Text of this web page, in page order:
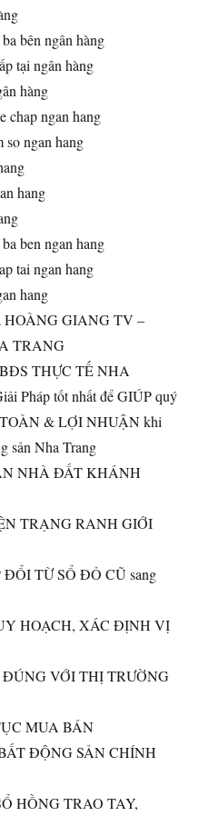
bên ngân hàng
tại ngân hàng
hàng
chap ngan hang
so ngan hang
hang
ben ngan hang
tai ngan hang
hang
HOÀNG GIANG TV –
TRANG
THỰC TẾ NHA
Pháp tốt nhất để GIÚP quý
TOÀN & LỢI NHUẬN khi
sản Nha Trang
NHÀ ĐẤT KHÁNH
TRẠNG RANH GIỚI
TỪ SỔ ĐỎ CŨ sang
HOẠCH, XÁC ĐỊNH VỊ
VỚI THỊ TRƯỜNG
MUA BÁN
ĐỘNG SẢN CHÍNH
HỒNG TRAO TAY,